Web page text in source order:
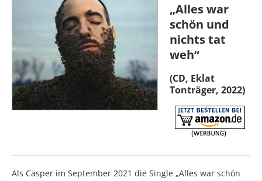
„Alles war
schön und
nichts tat
weh“
(CD, Eklat
Tonträger, 2022)
Als Casper im September 2021 die Single „Alles war schön